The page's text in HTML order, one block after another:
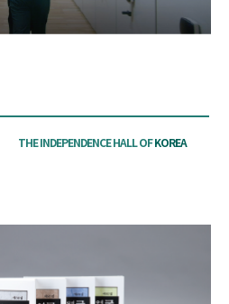
THE INDEPENDENCE HALL OFKOREA